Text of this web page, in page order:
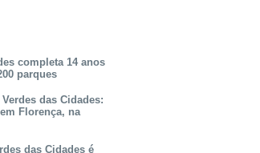
completa 14 anos
parques
das Cidades:
Florença, na
das Cidades é